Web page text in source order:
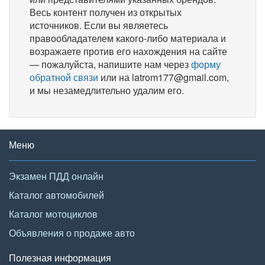
Весь контент получен из открытых
источников. Если вы являетесь
правообладателем какого-либо материала и
возражаете против его нахождения на сайте
— пожалуйста, напишите нам черезформу
обратной связи или на latrom177@gmail.com,
и мы незамедлительно удалим его.
Меню
Экзамен ПДД онлайн
Каталог автомобилей
Каталог мотоциклов
Объявления о продаже авто
Полезная информация